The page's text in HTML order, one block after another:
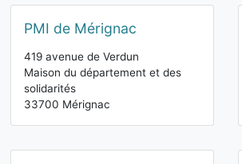
PMI de Mérignac
419 avenue de Verdun
Maison du département et des
solidarités
33700 Mérignac